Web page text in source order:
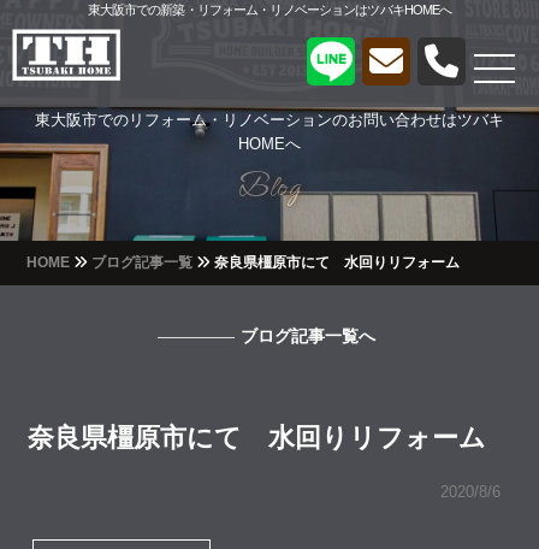
東大阪市での新築・リフォーム・リノベーションはツバキHOMEへ
Blog
Blog
東大阪市でのリフォーム・リノベーションのお問い合わせはツバキ
HOMEへ
HOME ブログ記事一覧 奈良県橿原市にて 水回りリフォーム
ブログ記事一覧へ
奈良県橿原市にて 水回りリフォーム
2020/8/6